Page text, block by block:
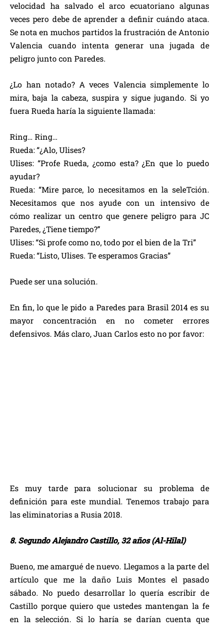
velocidad ha salvado el arco ecuatoriano algunas
veces pero debe de aprender a definir cuándo ataca.
Se nota en muchos partidos la frustración de Antonio
Valencia cuando intenta generar una jugada de
peligro junto con Paredes.
¿Lo han notado? A veces Valencia simplemente lo
mira, baja la cabeza, suspira y sigue jugando. Si yo
fuera Rueda haría la siguiente llamada:
Ring… Ring…
Rueda: “¿Alo, Ulises?
Ulises: “Profe Rueda, ¿como esta? ¿En que lo puedo
ayudar?
Rueda: “Mire parce, lo necesitamos en la seleTción.
Necesitamos que nos ayude con un intensivo de
cómo realizar un centro que genere peligro para JC
Paredes, ¿Tiene tiempo?”
Ulises: “Si profe como no, todo por el bien de la Tri”
Rueda: “Listo, Ulises. Te esperamos Gracias”
Puede ser una solución.
En fin, lo que le pido a Paredes para Brasil 2014 es su
mayor concentración en no cometer errores
defensivos. Más claro, Juan Carlos esto no por favor:
Es muy tarde para solucionar su problema de
definición para este mundial. Tenemos trabajo para
las eliminatorias a Rusia 2018.
8. Segundo Alejandro Castillo, 32 años (Al-Hilal)
Bueno, me amargué de nuevo. Llegamos a la parte del
artículo que me la daño Luis Montes el pasado
sábado. No puedo desarrollar lo quería escribir de
Castillo porque quiero que ustedes mantengan la fe
en la selección. Si lo haría se darían cuenta que